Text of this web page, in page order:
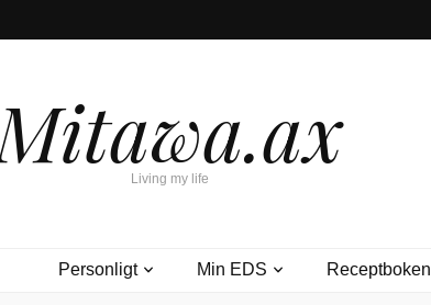
Living my life
Personligt Min EDS Receptboken